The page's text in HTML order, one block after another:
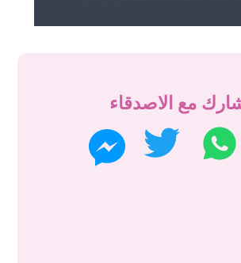
مع الاصدقاء
واتساب تويتر